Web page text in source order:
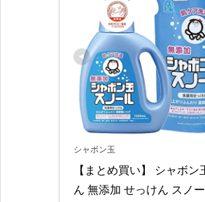
シャボン玉
【まとめ買い】 シャボン
ん 無添加 せっけん スノ